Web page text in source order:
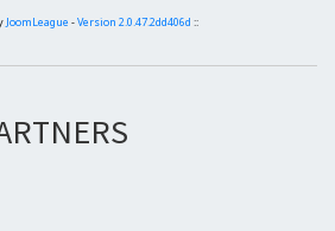
JoomLeague -Version 2.0.47.2dd406d ::